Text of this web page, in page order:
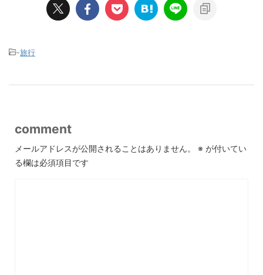
-旅行
comment
メールアドレスが公開されることはありません。 ※ が付いてい
る欄は必須項目です